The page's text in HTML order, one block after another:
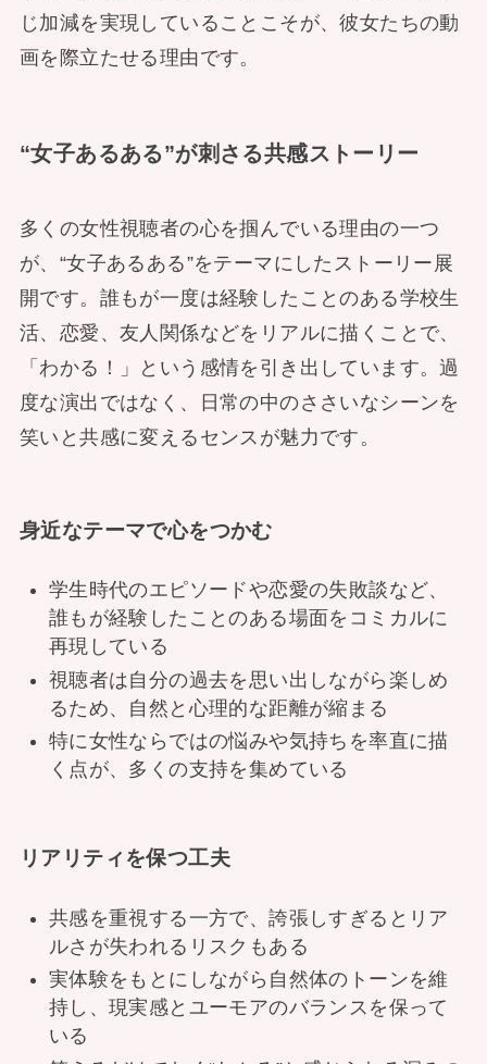
じ加減を実現していることこそが、彼女たちの動
画を際立たせる理由です。
“女子あるある”が刺さる共感ストーリー
多くの女性視聴者の心を掴んでいる理由の一つ
が、“女子あるある”をテーマにしたストーリー展
開です。誰もが一度は経験したことのある学校生
活、恋愛、友人関係などをリアルに描くことで、
「わかる！」という感情を引き出しています。過
度な演出ではなく、日常の中のささいなシーンを
笑いと共感に変えるセンスが魅力です。
身近なテーマで心をつかむ
学生時代のエピソードや恋愛の失敗談など、
誰もが経験したことのある場面をコミカルに
再現している
視聴者は自分の過去を思い出しながら楽しめ
るため、自然と心理的な距離が縮まる
特に女性ならではの悩みや気持ちを率直に描
く点が、多くの支持を集めている
リアリティを保つ工夫
共感を重視する一方で、誇張しすぎるとリア
ルさが失われるリスクもある
実体験をもとにしながら自然体のトーンを維
持し、現実感とユーモアのバランスを保って
いる